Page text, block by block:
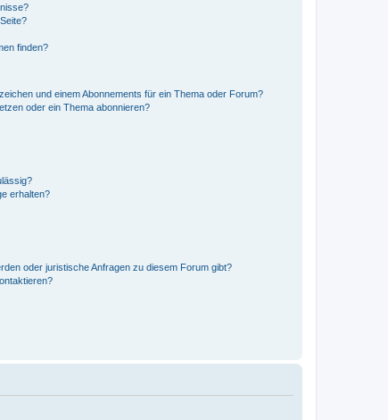
finden?
und einem Abonnements für ein Thema oder Forum?
oder ein Thema abonnieren?
erhalten?
oder juristische Anfragen zu diesem Forum gibt?